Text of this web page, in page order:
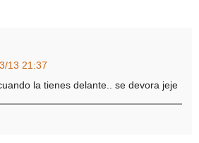
13 21:37
la tienes delante.. se devora jeje